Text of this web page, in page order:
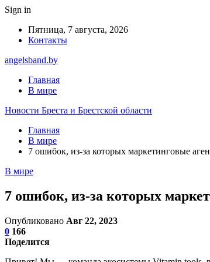
Sign in
Пятница, 7 августа, 2026
Контакты
angelsband.by
Главная
В мире
Новости Бреста и Брестской области
Главная
В мире
7 ошибок, из-за которых маркетинговые
В мире
7 ошибок, из-за которых
Опубликовано Авг 22, 2023
0 166
Поделится